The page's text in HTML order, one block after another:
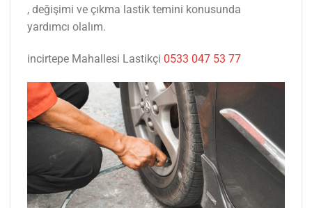
, değişimi ve çıkma lastik temini konusunda
yardımcı olalım.
incirtepe Mahallesi Lastikçi 0533 047 53 77